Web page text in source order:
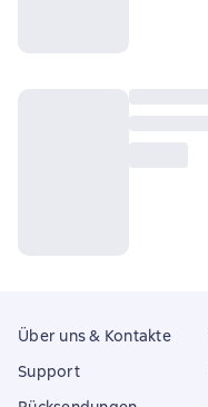
Über uns & Kontakte
Support